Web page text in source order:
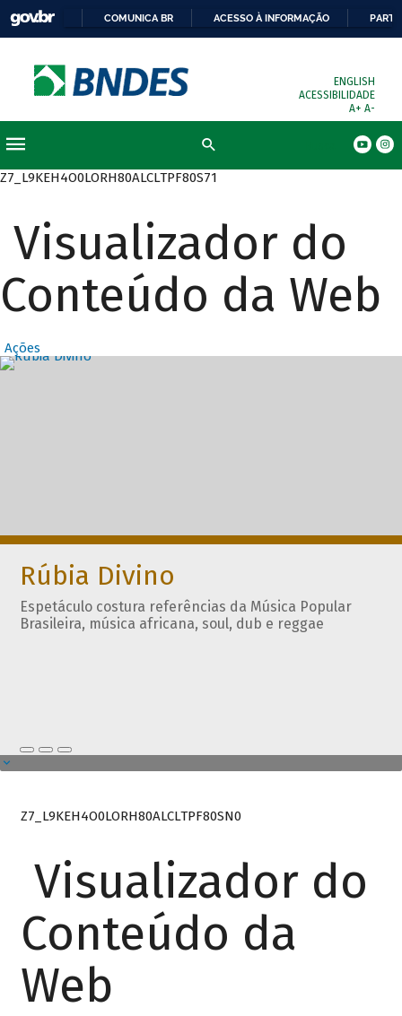
COMUNICA BR ACESSO À INFORMAÇÃO
ENGLISH
ACESSIBILIDADE
A+ A-
Z7_L9KEH4O0LORH80ALCLTPF80S71
Visualizador do
Conteúdo da Web
Ações
Destaques
Rúbia Divino
Espetáculo costura referências da Música Popular
Brasileira, música africana, soul, dub e reggae
Z7_L9KEH4O0LORH80ALCLTPF80SN0
Visualizador do
Conteúdo da
Web